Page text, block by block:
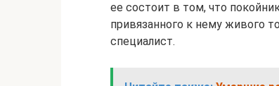
ее состоит в том, что
привязанного к нему живого
специалист.